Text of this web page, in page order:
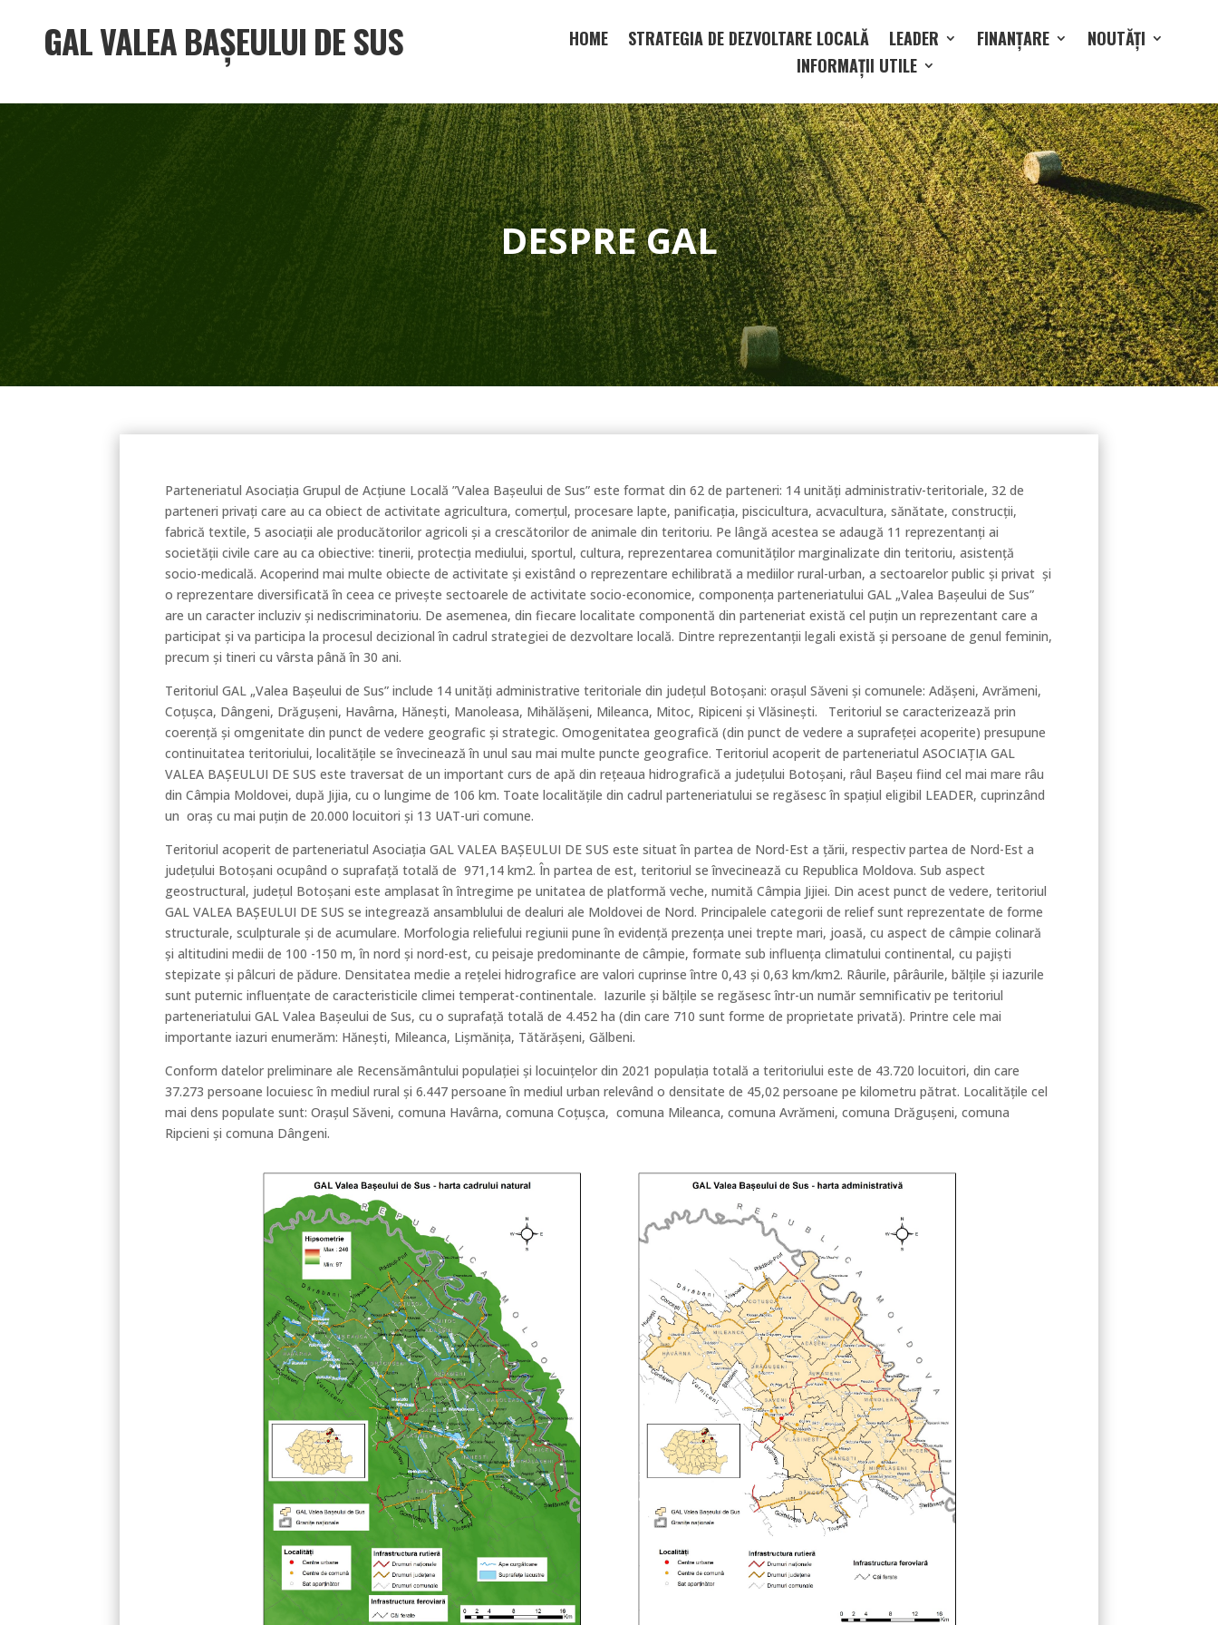
GAL VALEA BAȘEULUI DE SUS HOME STRATEGIA DE DEZVOLTARE LOCALĂ LEADER FINANȚARE
NOUTĂȚI
INFORMAȚII UTILE
DESPRE GAL
Parteneriatul Asociația Grupul de Acțiune Locală ”Valea Bașeului de Sus” este format din 62 de parteneri: 14 unităţi administrativ-teritoriale, 32 de
parteneri privaţi care au ca obiect de activitate agricultura, comerţul, procesare lapte, panificaţia, piscicultura, acvacultura, sănătate, construcţii,
fabrică textile, 5 asociaţii ale producătorilor agricoli şi a crescătorilor de animale din teritoriu. Pe lângă acestea se adaugă 11 reprezentanţi ai
societăţii civile care au ca obiective: tinerii, protecţia mediului, sportul, cultura, reprezentarea comunităților marginalizate din teritoriu, asistență
socio-medicală. Acoperind mai multe obiecte de activitate și existând o reprezentare echilibrată a mediilor rural-urban, a sectoarelor public și privat și
o reprezentare diversificată în ceea ce privește sectoarele de activitate socio-economice, componența parteneriatului GAL „Valea Bașeului de Sus”
are un caracter incluziv și nediscriminatoriu. De asemenea, din fiecare localitate componentă din parteneriat există cel puțin un reprezentant care a
participat și va participa la procesul decizional în cadrul strategiei de dezvoltare locală. Dintre reprezentanții legali există și persoane de genul feminin,
precum și tineri cu vârsta până în 30 ani.
Teritoriul GAL „Valea Bașeului de Sus” include 14 unități administrative teritoriale din județul Botoșani: orașul Săveni și comunele: Adășeni, Avrămeni,
Coțușca, Dângeni, Drăgușeni, Havârna, Hănești, Manoleasa, Mihălășeni, Mileanca, Mitoc, Ripiceni și Vlăsinești. Teritoriul se caracterizează prin
coerență și omgenitate din punct de vedere geografic și strategic. Omogenitatea geografică (din punct de vedere a suprafeței acoperite) presupune
continuitatea teritoriului, localitățile se învecinează în unul sau mai multe puncte geografice. Teritoriul acoperit de parteneriatul ASOCIAŢIA GAL
VALEA BAȘEULUI DE SUS este traversat de un important curs de apă din rețeaua hidrografică a județului Botoșani, râul Başeu fiind cel mai mare râu
din Câmpia Moldovei, după Jijia, cu o lungime de 106 km. Toate localităţile din cadrul parteneriatului se regăsesc în spaţiul eligibil LEADER, cuprinzând
un oraş cu mai puţin de 20.000 locuitori şi 13 UAT-uri comune.
Teritoriul acoperit de parteneriatul Asociaţia GAL VALEA BAȘEULUI DE SUS este situat în partea de Nord-Est a ţării, respectiv partea de Nord-Est a
judeţului Botoșani ocupând o suprafață totală de 971,14 km2. În partea de est, teritoriul se învecinează cu Republica Moldova. Sub aspect
geostructural, judeţul Botoşani este amplasat în întregime pe unitatea de platformă veche, numită Câmpia Jijiei. Din acest punct de vedere, teritoriul
GAL VALEA BAȘEULUI DE SUS se integrează ansamblului de dealuri ale Moldovei de Nord. Principalele categorii de relief sunt reprezentate de forme
structurale, sculpturale şi de acumulare. Morfologia reliefului regiunii pune în evidenţă prezenţa unei trepte mari, joasă, cu aspect de câmpie colinară
şi altitudini medii de 100 -150 m, în nord şi nord-est, cu peisaje predominante de câmpie, formate sub influența climatului continental, cu pajiști
stepizate și pâlcuri de pădure. Densitatea medie a reţelei hidrografice are valori cuprinse între 0,43 şi 0,63 km/km2. Râurile, pârâurile, bălţile şi iazurile
sunt puternic influenţate de caracteristicile climei temperat-continentale. Iazurile şi bălţile se regăsesc într-un număr semnificativ pe teritoriul
parteneriatului GAL Valea Başeului de Sus, cu o suprafaţă totală de 4.452 ha (din care 710 sunt forme de proprietate privată). Printre cele mai
importante iazuri enumerăm: Hăneşti, Mileanca, Lișmănița, Tătărășeni, Gălbeni.
Conform datelor preliminare ale Recensământului populaţiei şi locuinţelor din 2021 populaţia totală a teritoriului este de 43.720 locuitori, din care
37.273 persoane locuiesc în mediul rural şi 6.447 persoane în mediul urban relevând o densitate de 45,02 persoane pe kilometru pătrat. Localităţile cel
mai dens populate sunt: Orașul Săveni, comuna Havârna, comuna Coțușca, comuna Mileanca, comuna Avrămeni, comuna Drăgușeni, comuna
Ripcieni și comuna Dângeni.